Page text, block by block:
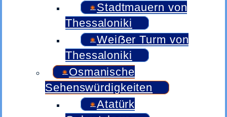
Stadtmauern von
Thessaloniki
Weiẞer Turm von
Thessaloniki
Osmanische
Sehenswürdigkeiten
Atatürk